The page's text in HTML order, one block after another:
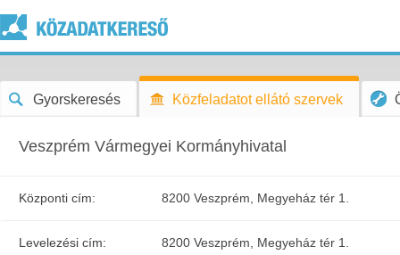
Gyorskeresés Közfeladatot ellátó szervek
Veszprém Vármegyei Kormányhivatal
Központi cím: 8200 Veszprém, Megyeház tér 1.
Levelezési cím: 8200 Veszprém, Megyeház tér 1.